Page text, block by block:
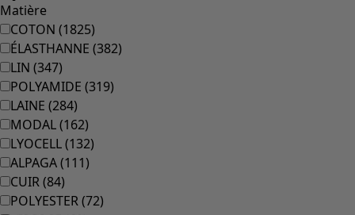
Matière
COTON (1825)
ÉLASTHANNE (382)
LIN (347)
POLYAMIDE (319)
LAINE (284)
MODAL(162)
LYOCELL(132)
ALPAGA(111)
CUIR(84)
POLYESTER(72)